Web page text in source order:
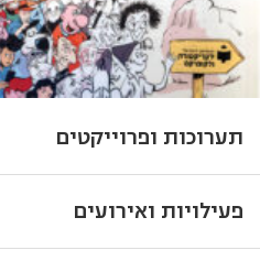
תערוכות ופרוייקטים
פעילויות ואירועים